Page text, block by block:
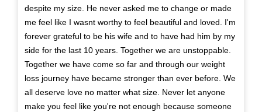
despite my size. He never asked me to change or made
me feel like I wasnt worthy to feel beautiful and loved. I'm
forever grateful to be his wife and to have had him by my
side for the last 10 years. Together we are unstoppable.
Together we have come so far and through our weight
loss journey have became stronger than ever before. We
all deserve love no matter what size. Never let anyone
make you feel like you're not enough because someone